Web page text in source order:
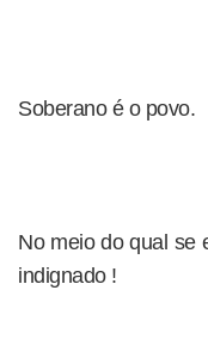
Soberano é o povo.
No meio do qual se
indignado !